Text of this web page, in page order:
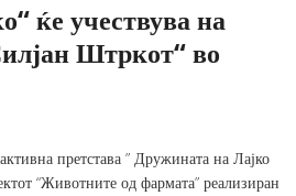
ќе учествува на
Штркот“ во
претстава ” Дружината на Лајко
“Животните од фармата” реализиран